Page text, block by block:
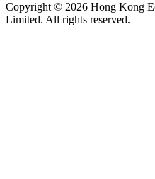
Copyright © 2026 Hong Kong
Limited. All rights reserved.